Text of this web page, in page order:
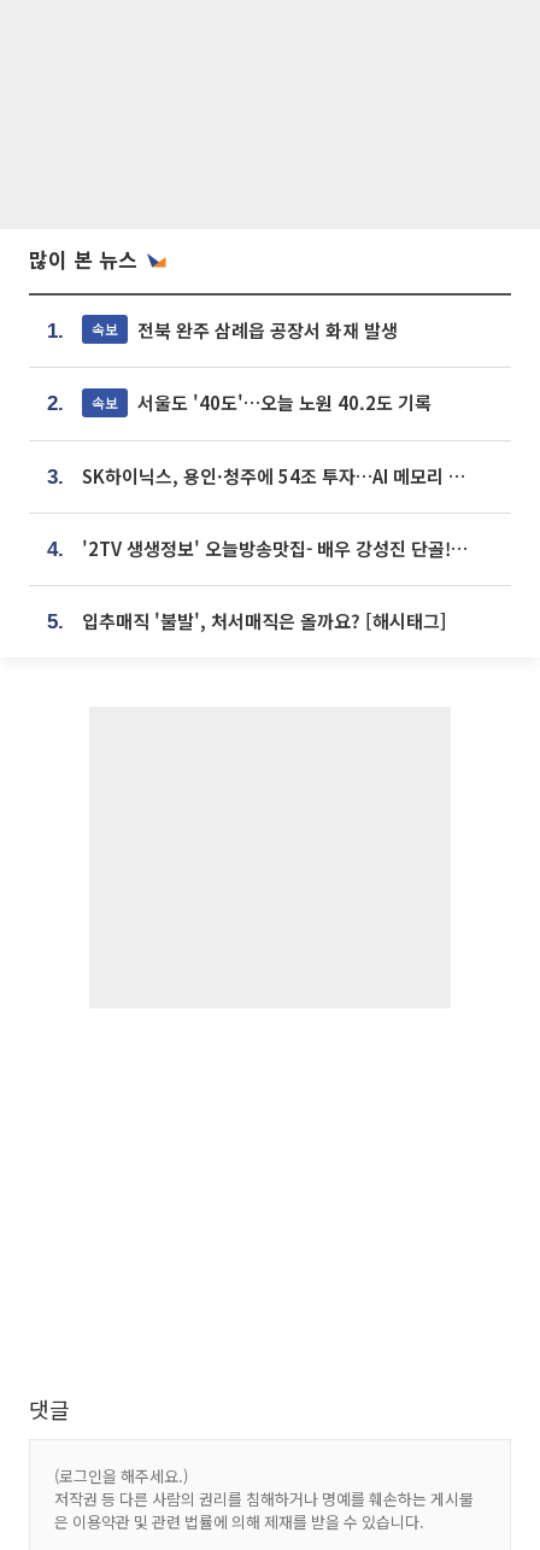
많이 본 뉴스
1. 속보 전북 완주 삼례읍 공장서 화재 발생
2. 속보 서울도 '40도'…오늘 노원 40.2도 기록
3. SK하이닉스, 용인·청주에 54조 투자…AI 메모리 생산기지 키운다
4. '2TV 생생정보' 오늘방송맛집- 배우 강성진 단골! 쌀국수ㆍ푸팟퐁 커리 맛집 '블○○○'
5. 입추매직 '불발', 처서매직은 올까요? [해시태그]
댓글